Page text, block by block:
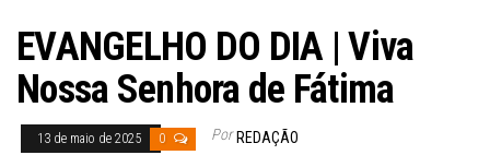
EVANGELHO DO DIA | Viva
Nossa Senhora de Fátima
13 de maio de 2025 0 Por REDAÇÃO